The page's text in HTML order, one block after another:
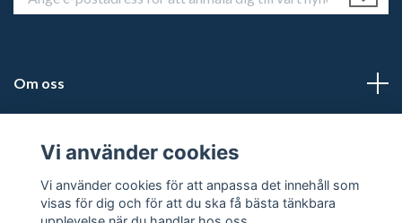
Om oss
Läs mer
Vi använder cookies
Vi använder cookies för att anpassa det innehåll som
visas för dig och för att du ska få bästa tänkbara